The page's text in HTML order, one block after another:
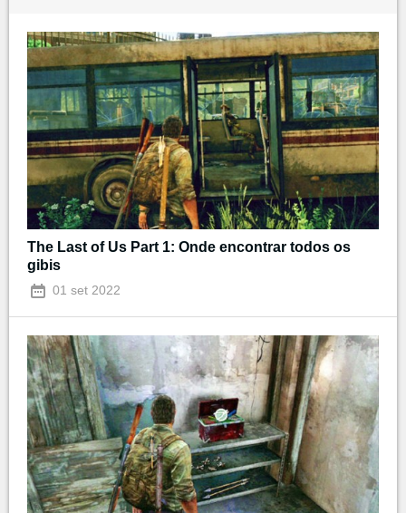
The Last of Us Part 1: Onde encontrar todos os
gibis
01 set 2022